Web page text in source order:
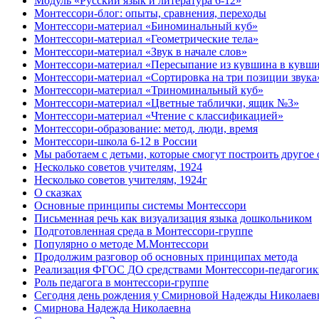
Монтессори-блог: опыты, сравнения, переходы
Монтессори-материал «Биноминальный куб»
Монтессори-материал «Геометрические тела»
Монтессори-материал «Звук в начале слов»
Монтессори-материал «Пересыпание из кувшина в
Монтессори-материал «Сортировка на три позиции
Монтессори-материал «Триноминальный куб»
Монтессори-материал «Цветные таблички, ящик №3»
Монтессори-материал «Чтение с классификацией»
Монтессори-образование: метод, люди, время
Монтессори-школа 6-12 в России
Мы работаем с детьми, которые смогут построить другое
Несколько советов учителям, 1924
Несколько советов учителям, 1924г
О сказках
Основные принципы системы Монтессори
Письменная речь как визуализация языка дошкольником
Подготовленная среда в Монтессори-группе
Популярно о методе М.Монтессори
Продолжим разговор об основных принципах метода
Реализация ФГОС ДО средствами Монтессори-
Роль педагога в монтессори-группе
Сегодня день рождения у Смирновой Надежды
Смирнова Надежда Николаевна